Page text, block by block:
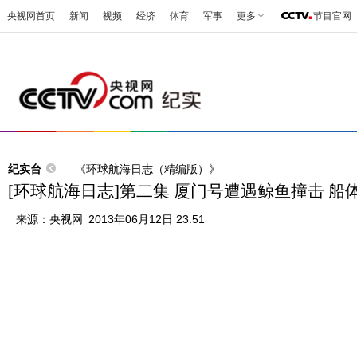
央视网首页 新闻 视频 经济 体育 军事 更多 节目官网
纪实台 《环球航海日志（精编版）》
[环球航海日志]第二集 厦门号遭遇鲸鱼撞击 船
来源： 央视网 2013年06月12日 23:51